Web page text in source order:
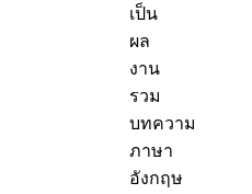
เป็น
ผล
งาน
รวม
บทความ
ภาษา
อังกฤษ